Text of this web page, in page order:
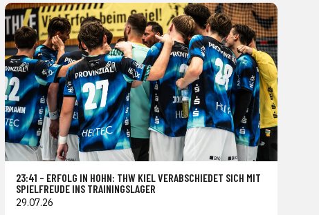
23:41 – ERFOLG IN HOHN: THW KIEL VERABSCHIEDET SICH MIT
SPIELFREUDE INS TRAININGSLAGER
29.07.26